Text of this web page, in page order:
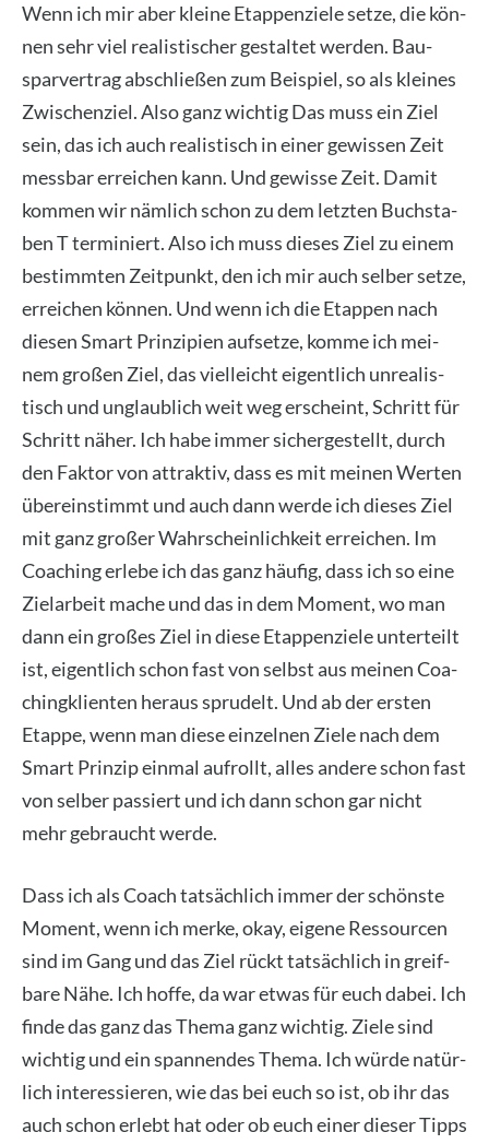
Wenn ich mir aber klei­ne Etap­pen­zie­le set­ze, die kön­
nen sehr viel rea­lis­ti­scher gestal­tet wer­den. Bau­
spar­ver­trag abschlie­ßen zum Bei­spiel, so als klei­nes
Zwi­schen­ziel. Also ganz wich­tig Das muss ein Ziel
sein, das ich auch rea­lis­tisch in einer gewis­sen Zeit
mess­bar errei­chen kann. Und gewis­se Zeit. Damit
kom­men wir näm­lich schon zu dem letz­ten Buch­sta­
ben T ter­mi­niert. Also ich muss die­ses Ziel zu einem
bestimm­ten Zeit­punkt, den ich mir auch sel­ber set­ze,
errei­chen kön­nen. Und wenn ich die Etap­pen nach
die­sen Smart Prin­zi­pi­en auf­set­ze, kom­me ich mei­
nem gro­ßen Ziel, das viel­leicht eigent­lich unrea­lis­
tisch und unglaub­lich weit weg erscheint, Schritt für
Schritt näher. Ich habe immer sicher­ge­stellt, durch
den Fak­tor von attrak­tiv, dass es mit mei­nen Wer­ten
über­ein­stimmt und auch dann wer­de ich die­ses Ziel
mit ganz gro­ßer Wahr­schein­lich­keit errei­chen. Im
Coa­ching erle­be ich das ganz häu­fig, dass ich so eine
Ziel­ar­beit mache und das in dem Moment, wo man
dann ein gro­ßes Ziel in die­se Etap­pen­zie­le unter­teilt
ist, eigent­lich schon fast von selbst aus mei­nen Coa­
ching­kli­en­ten her­aus spru­delt. Und ab der ers­ten
Etap­pe, wenn man die­se ein­zel­nen Zie­le nach dem
Smart Prin­zip ein­mal auf­rollt, alles ande­re schon fast
von sel­ber pas­siert und ich dann schon gar nicht
mehr gebraucht wer­de.
Dass ich als Coach tat­säch­lich immer der schöns­te
Moment, wenn ich mer­ke, okay, eige­ne Res­sour­cen
sind im Gang und das Ziel rückt tat­säch­lich in greif­
ba­re Nähe. Ich hof­fe, da war etwas für euch dabei. Ich
fin­de das ganz das The­ma ganz wich­tig. Zie­le sind
wich­tig und ein span­nen­des The­ma. Ich wür­de natür­
lich inter­es­sie­ren, wie das bei euch so ist, ob ihr das
auch schon erlebt hat oder ob euch einer die­ser Tipps